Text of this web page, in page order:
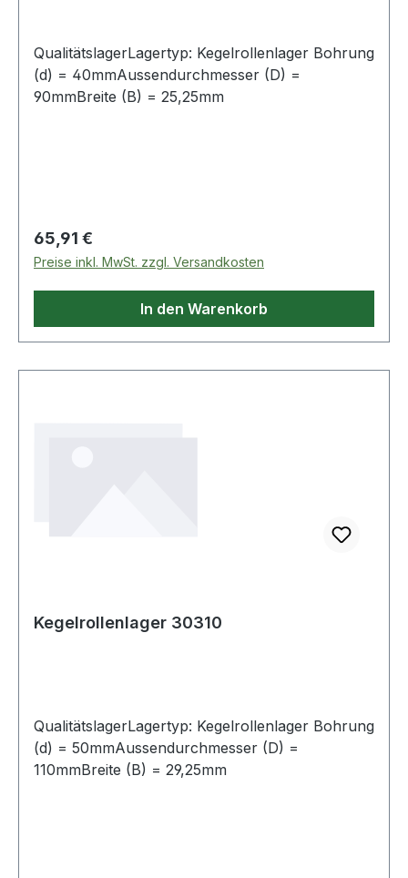
QualitätslagerLagertyp: Kegelrollenlager Bohrung
(d) = 40mmAussendurchmesser (D) =
90mmBreite (B) = 25,25mm
Regulärer Preis:
65,91 €
Preise inkl. MwSt. zzgl. Versandkosten
In den Warenkorb
Kegelrollenlager 30310
QualitätslagerLagertyp: Kegelrollenlager Bohrung
(d) = 50mmAussendurchmesser (D) =
110mmBreite (B) = 29,25mm